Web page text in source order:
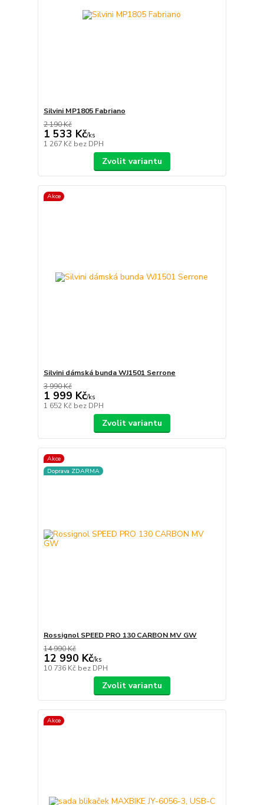
Silvini MP1805 Fabriano
2 190 Kč
1 533 Kč/ks
1 267 Kč bez DPH
Zvolit variantu
Akce
Silvini dámská bunda WJ1501 Serrone
3 990 Kč
1 999 Kč/ks
1 652 Kč bez DPH
Zvolit variantu
Akce
Doprava ZDARMA
Rossignol SPEED PRO 130 CARBON MV GW
14 990 Kč
12 990 Kč/ks
10 736 Kč bez DPH
Zvolit variantu
Akce